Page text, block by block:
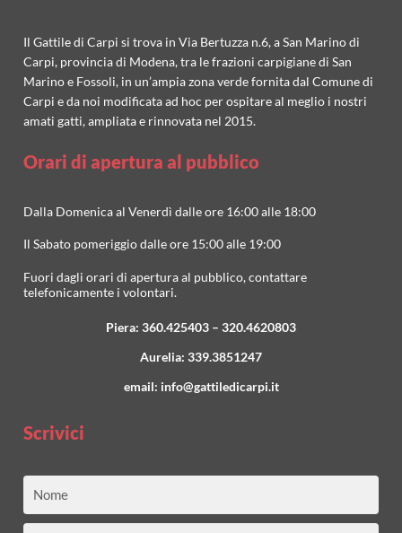
Il Gattile di Carpi si trova in Via Bertuzza n.6, a San Marino di
Carpi, provincia di Modena, tra le frazioni carpigiane di San
Marino e Fossoli, in un’ampia zona verde fornita dal Comune di
Carpi e da noi modificata ad hoc per ospitare al meglio i nostri
amati gatti, ampliata e rinnovata nel 2015.
Orari di apertura al pubblico
Dalla Domenica al Venerdì dalle ore 16:00 alle 18:00
Il Sabato pomeriggio dalle ore 15:00 alle 19:00
Fuori dagli orari di apertura al pubblico, contattare
telefonicamente i volontari.
Piera: 360.425403 – 320.4620803
Aurelia: 339.3851247
email: info@gattiledicarpi.it
Scrivici